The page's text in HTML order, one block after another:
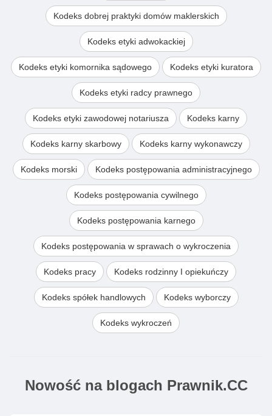
Kodeks dobrej praktyki domów maklerskich
Kodeks etyki adwokackiej
Kodeks etyki komornika sądowego Kodeks etyki kuratora
Kodeks etyki radcy prawnego
Kodeks etyki zawodowej notariusza Kodeks karny
Kodeks karny skarbowy Kodeks karny wykonawczy
Kodeks morski Kodeks postępowania administracyjnego
Kodeks postępowania cywilnego
Kodeks postępowania karnego
Kodeks postępowania w sprawach o wykroczenia
Kodeks pracy Kodeks rodzinny I opiekuńczy
Kodeks spółek handlowych Kodeks wyborczy
Kodeks wykroczeń
Nowość na blogach Prawnik.CC